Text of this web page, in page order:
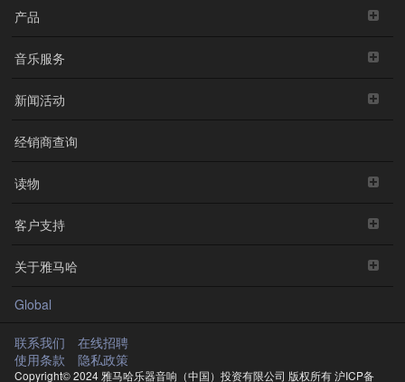
产品
音乐服务
新闻活动
经销商查询
读物
客户支持
关于雅马哈
Global
联系我们
在线招聘
使用条款
隐私政策
Copyright© 2024 雅马哈乐器音响（中国）投资有限公司 版权所有沪ICP备